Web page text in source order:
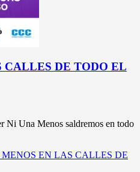
CALLES DE TODO EL
Ni Una Menos saldremos en todo
MENOS EN LAS CALLES DE